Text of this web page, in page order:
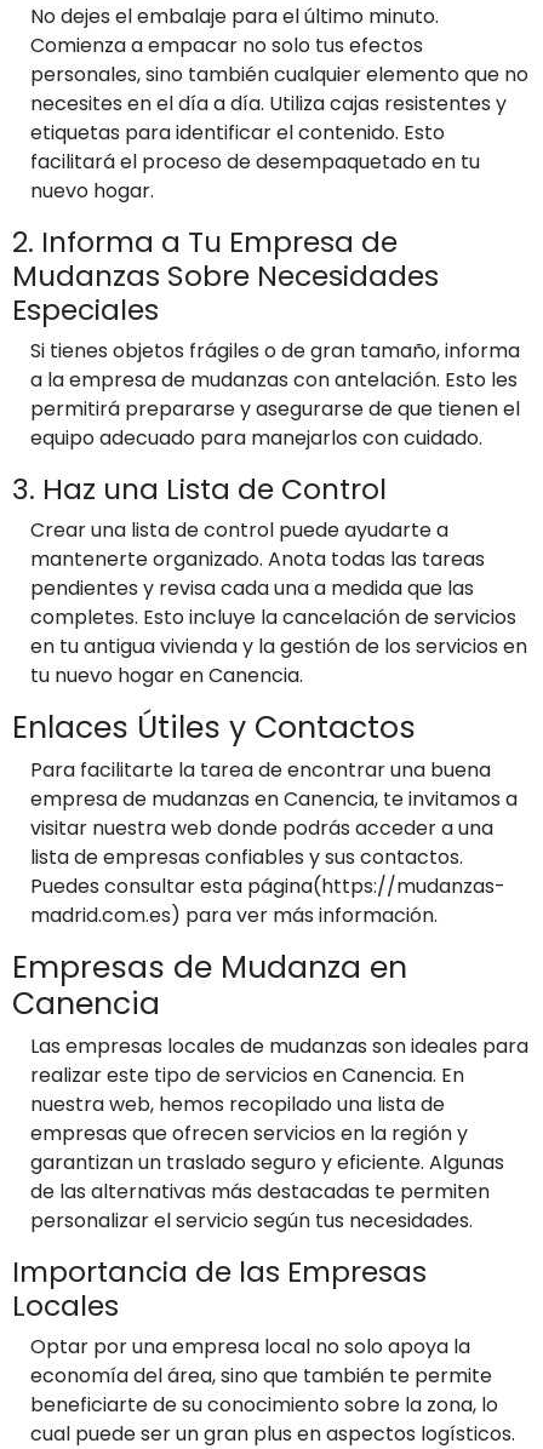
No dejes el embalaje para el último minuto.
Comienza a empacar no solo tus efectos
personales, sino también cualquier elemento que no
necesites en el día a día. Utiliza cajas resistentes y
etiquetas para identificar el contenido. Esto
facilitará el proceso de desempaquetado en tu
nuevo hogar.
2. Informa a Tu Empresa de
Mudanzas Sobre Necesidades
Especiales
Si tienes objetos frágiles o de gran tamaño, informa
a la empresa de mudanzas con antelación. Esto les
permitirá prepararse y asegurarse de que tienen el
equipo adecuado para manejarlos con cuidado.
3. Haz una Lista de Control
Crear una lista de control puede ayudarte a
mantenerte organizado. Anota todas las tareas
pendientes y revisa cada una a medida que las
completes. Esto incluye la cancelación de servicios
en tu antigua vivienda y la gestión de los servicios en
tu nuevo hogar en Canencia.
Enlaces Útiles y Contactos
Para facilitarte la tarea de encontrar una buena
empresa de mudanzas en Canencia, te invitamos a
visitar nuestra web donde podrás acceder a una
lista de empresas confiables y sus contactos.
Puedes consultar esta página(https://mudanzas-
madrid.com.es) para ver más información.
Empresas de Mudanza en
Canencia
Las empresas locales de mudanzas son ideales para
realizar este tipo de servicios en Canencia. En
nuestra web, hemos recopilado una lista de
empresas que ofrecen servicios en la región y
garantizan un traslado seguro y eficiente. Algunas
de las alternativas más destacadas te permiten
personalizar el servicio según tus necesidades.
Importancia de las Empresas
Locales
Optar por una empresa local no solo apoya la
economía del área, sino que también te permite
beneficiarte de su conocimiento sobre la zona, lo
cual puede ser un gran plus en aspectos logísticos.